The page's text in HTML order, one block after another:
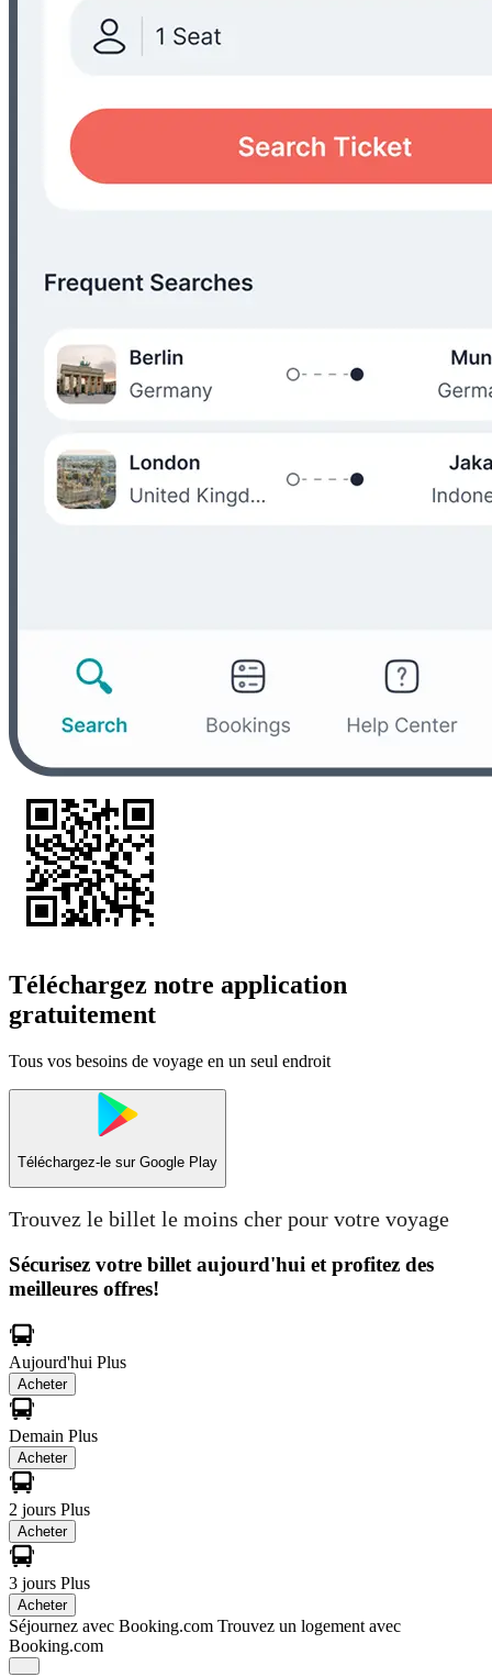
Téléchargez notre application
gratuitement
Tous vos besoins de voyage en un seul endroit
Téléchargez-le sur Google Play
Trouvez le billet le moins cher pour votre voyage
Sécurisez votre billet aujourd'hui et profitez des
meilleures offres!
Aujourd'hui Plus
Acheter
Demain Plus
Acheter
2 jours Plus
Acheter
3 jours Plus
Acheter
Séjournez avec Booking.com Trouvez un logement avec
Booking.com